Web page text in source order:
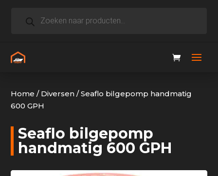
zoeken
Home / Diversen /Seaflo bilgepomp handmatig
600 GPH
Seaflo bilgepomp
handmatig 600 GPH